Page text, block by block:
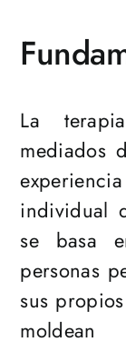
La
mediados
individual
se basa
personas
sus